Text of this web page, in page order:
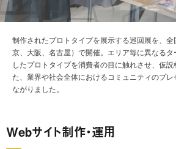
制作されたプロトタイプを展示する巡回展を、
京、大阪、名古屋）で開催。エリア毎に異なる
したプロトタイプを消費者の目に触れさせ、仮説
た、業界や社会全体におけるコミュニティのプ
ながりました。
Webサイト制作・運用